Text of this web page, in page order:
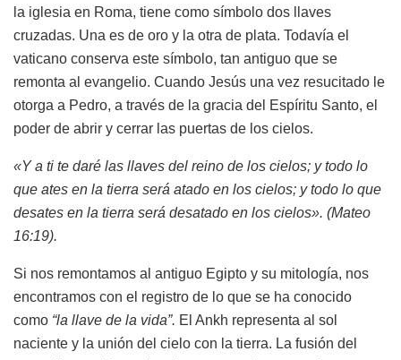
la iglesia en Roma, tiene como símbolo dos llaves
cruzadas. Una es de oro y la otra de plata. Todavía el
vaticano conserva este símbolo, tan antiguo que se
remonta al evangelio. Cuando Jesús una vez resucitado le
otorga a Pedro, a través de la gracia del Espíritu Santo, el
poder de abrir y cerrar las puertas de los cielos.
«Y a ti te daré las llaves del reino de los cielos; y todo lo
que ates en la tierra será atado en los cielos; y todo lo que
desates en la tierra será desatado en los cielos». (Mateo
16:19).
Si nos remontamos al antiguo Egipto y su mitología, nos
encontramos con el registro de lo que se ha conocido
como “la llave de la vida”. El Ankh representa al sol
naciente y la unión del cielo con la tierra. La fusión del